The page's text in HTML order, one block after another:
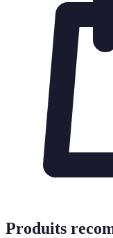
Produits